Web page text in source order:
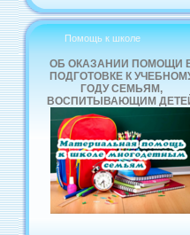
Помощь к школе
ОБ ОКАЗАНИИ ПОМОЩИ
ПОДГОТОВКЕ К
ГОДУ СЕМЬЯМ,
ВОСПИТЫВАЮЩИМ